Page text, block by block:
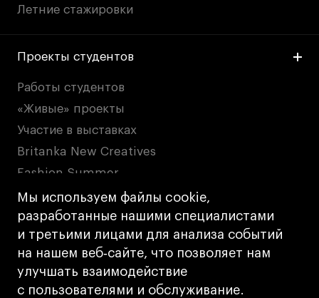
Мы используем файлы cookie,
разработанные нашими специалистами
и третьими лицами для анализа событий
на нашем веб‑сайте, что позволяет нам
улучшать взаимодействие
с пользователями и обслуживание.
Летние стажировки
Проекты студентов
Работы студентов
«Живые» проекты
Участие в выставках
Britanka New Creatives
Fashion Summer
Проект с Microsoft
Политика конфиденциальности
Публичная оферта
Условия возврата